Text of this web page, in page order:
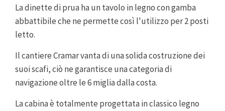
La dinette di prua ha un tavolo in legno con gamba
abbattibile che ne permette così l'utilizzo per 2 posti
letto.
Il cantiere Cramar vanta di una solida costruzione dei
suoi scafi, ciò ne garantisce una categoria di
navigazione oltre le 6 miglia dalla costa.
La cabina è totalmente progettata in classico legno